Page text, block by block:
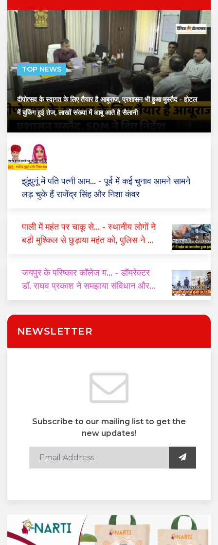
TOP NEWS
दीपोत्सव के स्वागत के लिए तैयार है आबूराज, प्रशासन भी हुआ मुस्तैद- होटल
में बुकिंग हुई तेज, लाखों संख्या में आबू आते है सैलानी
झुंझुनूं में पति पत्नी आम... - पूर्व में कई चुनाव आमने सामने
लड़ चुके हैं राजेंद्र सिंह और निशा कंवर
पाली में महंत पर चाकू से... - स्थानीय लोगों ने
बड़ी मुश्किल से छुड़ाया महंत को, पुलिस ने दो
जयपुर के परिष्कार कॉलेज म... - डॉयरेक्टर
डॉ. राघव प्रकाश ने समझाया संविधान और
यूसीसी का महत्व
NEWSLETTER
Subscribe to our mailing list to get the
new updates!